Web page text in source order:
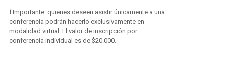
❗ Importante: quienes deseen asistir únicamente a una
conferencia podrán hacerlo exclusivamente en
modalidad virtual. El valor de inscripción por
conferencia individual es de $20.000.